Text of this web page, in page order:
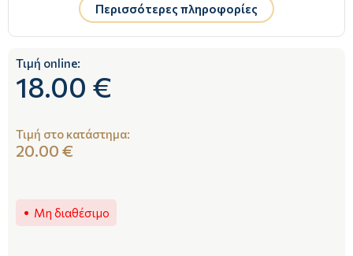
Περισσότερες πληροφορίες
Τιμή online:
18.00 €
Τιμή στο κατάστημα:
20.00 €
Μη διαθέσιμο